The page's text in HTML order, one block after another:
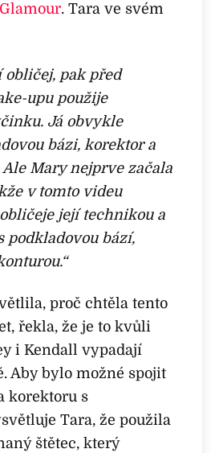
Glamour. Tara ve svém
pak před
upu použije
Já obvykle
bázi, korektor a
Mary nejprve začala
v tomto videu
její technikou a
podkladovou bází,
proč chtěla tento
řekla, že je to kvůli
i Kendall vypadají
Aby bylo možné spojit
korektoru s
Tara, že použila
štětec, který